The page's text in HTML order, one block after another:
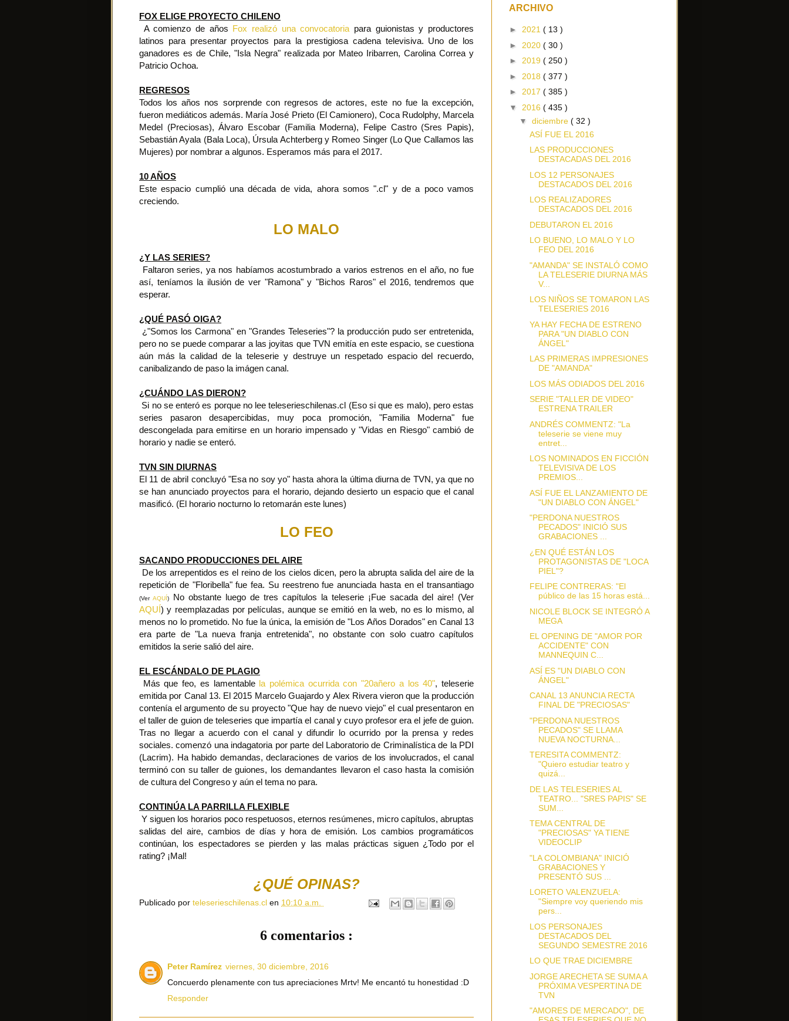
FOX ELIGE PROYECTO CHILENO
A comienzo de años Fox realizó una convocatoria para guionistas y productores
latinos para presentar proyectos para la prestigiosa cadena televisiva. Uno de los
ganadores es de Chile, "Isla Negra" realizada por Mateo Iribarren, Carolina Correa y
Patricio Ochoa.
REGRESOS
Todos los años nos sorprende con regresos de actores, este no fue la excepción,
fueron mediáticos además. María José Prieto (El Camionero), Coca Rudolphy, Marcela
Medel (Preciosas), Álvaro Escobar (Familia Moderna), Felipe Castro (Sres Papis),
Sebastián Ayala (Bala Loca), Úrsula Achterberg y Romeo Singer (Lo Que Callamos las
Mujeres) por nombrar a algunos. Esperamos más para el 2017.
10 AÑOS
Este espacio cumplió una década de vida, ahora somos ".cl" y de a poco vamos
creciendo.
LO MALO
¿Y LAS SERIES?
Faltaron series, ya nos habíamos acostumbrado a varios estrenos en el año, no fue
así, teníamos la ilusión de ver "Ramona" y "Bichos Raros" el 2016, tendremos que
esperar.
¿QUÉ PASÓ OIGA?
¿"Somos los Carmona" en "Grandes Teleseries"? la producción pudo ser entretenida,
pero no se puede comparar a las joyitas que TVN emitía en este espacio, se cuestiona
aún más la calidad de la teleserie y destruye un respetado espacio del recuerdo,
canibalizando de paso la imágen canal.
¿CUÁNDO LAS DIERON?
Si no se enteró es porque no lee teleserieschilenas.cl (Eso si que es malo), pero estas
series pasaron desapercibidas, muy poca promoción, "Familia Moderna" fue
descongelada para emitirse en un horario impensado y "Vidas en Riesgo" cambió de
horario y nadie se enteró.
TVN SIN DIURNAS
El 11 de abril concluyó "Esa no soy yo" hasta ahora la última diurna de TVN, ya que no
se han anunciado proyectos para el horario, dejando desierto un espacio que el canal
masificó. (El horario nocturno lo retomarán este lunes)
LO FEO
SACANDO PRODUCCIONES DEL AIRE
De los arrepentidos es el reino de los cielos dicen, pero la abrupta salida del aire de la
repetición de "Floribella" fue fea. Su reestreno fue anunciada hasta en el transantiago
(Ver AQUÍ)
No obstante luego de tres capítulos la teleserie ¡Fue sacada del aire! (Ver
AQUÍ) y reemplazadas por películas, aunque se emitió en la web, no es lo mismo, al
menos no lo prometido. No fue la única, la emisión de "Los Años Dorados" en Canal 13
era parte de "La nueva franja entretenida", no obstante con solo cuatro capítulos
emitidos la serie salió del aire.
EL ESCÁNDALO DE PLAGIO
Más que feo, es lamentable la polémica ocurrida con "20añero a los 40", teleserie
emitida por Canal 13. El 2015 Marcelo Guajardo y Alex Rivera vieron que la producción
contenía el argumento de su proyecto "Que hay de nuevo viejo" el cual presentaron en
el taller de guion de teleseries que impartía el canal y cuyo profesor era el jefe de guion.
Tras no llegar a acuerdo con el canal y difundir lo ocurrido por la prensa y redes
sociales. comenzó una indagatoria por parte del Laboratorio de Criminalística de la PDI
(Lacrim). Ha habido demandas, declaraciones de varios de los involucrados, el canal
terminó con su taller de guiones, los demandantes llevaron el caso hasta la comisión
de cultura del Congreso y aún el tema no para.
CONTINÚA LA PARRILLA FLEXIBLE
Y siguen los horarios poco respetuosos, eternos resúmenes, micro capítulos, abruptas
salidas del aire, cambios de días y hora de emisión. Los cambios programáticos
continúan, los espectadores se pierden y las malas prácticas siguen ¿Todo por el
rating? ¡Mal!
¿QUÉ OPINAS?
Publicado por teleserieschilenas.cl en 10:10 a.m.
6 comentarios :
Peter Ramírez viernes, 30 diciembre, 2016
Concuerdo plenamente con tus apreciaciones Mrtv! Me encantó tu honestidad :D
Responder
ARCHIVO
► 2021 ( 13 )
► 2020 ( 30 )
► 2019 ( 250 )
► 2018 ( 377 )
► 2017 ( 385 )
▼ 2016 ( 435 )
▼ diciembre ( 32 )
ASÍ FUE EL 2016
LAS PRODUCCIONES
DESTACADAS DEL 2016
LOS 12 PERSONAJES
DESTACADOS DEL 2016
LOS REALIZADORES
DESTACADOS DEL 2016
DEBUTARON EL 2016
LO BUENO, LO MALO Y LO
FEO DEL 2016
"AMANDA" SE INSTALÓ COMO
LA TELESERIE DIURNA MÁS
V...
LOS NIÑOS SE TOMARON LAS
TELESERIES 2016
YA HAY FECHA DE ESTRENO
PARA "UN DIABLO CON
ÁNGEL"
LAS PRIMERAS IMPRESIONES
DE "AMANDA"
LOS MÁS ODIADOS DEL 2016
SERIE "TALLER DE VIDEO"
ESTRENA TRAILER
ANDRÉS COMMENTZ: "La
teleserie se viene muy
entret...
LOS NOMINADOS EN FICCIÓN
TELEVISIVA DE LOS
PREMIOS...
ASÍ FUE EL LANZAMIENTO DE
"UN DIABLO CON ÁNGEL"
"PERDONA NUESTROS
PECADOS" INICIÓ SUS
GRABACIONES ...
¿EN QUÉ ESTÁN LOS
PROTAGONISTAS DE "LOCA
PIEL"?
FELIPE CONTRERAS: "El
público de las 15 horas está...
NICOLE BLOCK SE INTEGRÓ A
MEGA
EL OPENING DE "AMOR POR
ACCIDENTE" CON
MANNEQUIN C...
ASÍ ES "UN DIABLO CON
ÁNGEL"
CANAL 13 ANUNCIA RECTA
FINAL DE "PRECIOSAS"
"PERDONA NUESTROS
PECADOS" SE LLAMA
NUEVA NOCTURNA...
TERESITA COMMENTZ:
"Quiero estudiar teatro y
quizá...
DE LAS TELESERIES AL
TEATRO... "SRES PAPIS" SE
SUM...
TEMA CENTRAL DE
"PRECIOSAS" YA TIENE
VIDEOCLIP
"LA COLOMBIANA" INICIÓ
GRABACIONES Y
PRESENTÓ SUS ...
LORETO VALENZUELA:
"Siempre voy queriendo mis
pers...
LOS PERSONAJES
DESTACADOS DEL
SEGUNDO SEMESTRE 2016
LO QUE TRAE DICIEMBRE
JORGE ARECHETA SE SUMA A
PRÓXIMA VESPERTINA DE
TVN
"AMORES DE MERCADO", DE